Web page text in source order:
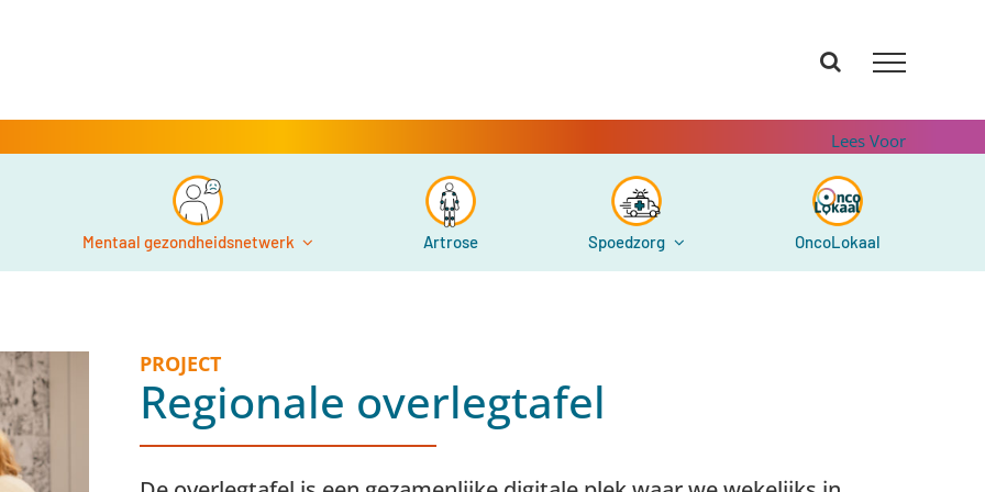
Lees Voor
Mentaal gezondheidsnetwerk Artrose Spoedzorg OncoLokaal
PROJECT
Regionale overlegtafel